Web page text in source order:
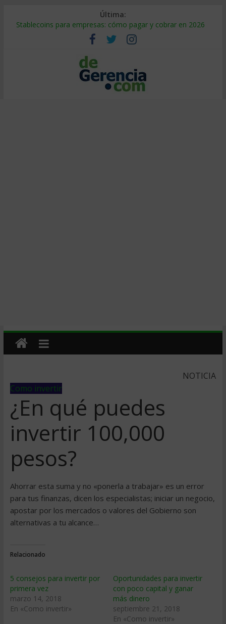
Última:
Stablecoins para empresas: cómo pagar y cobrar en 2026
Despido silencioso: qué es y por qué sale tan caro
IA en selección de personal: cómo auditarla a tiempo
Trabajo forzoso en la cadena de suministro: qué hacer
Mercado hispano de EE. UU.: cómo segmentarlo y venderle
NOTICIA
Como invertir
¿En qué puedes
invertir 100,000
pesos?
Ahorrar esta suma y no «ponerla a trabajar» es un error
para tus finanzas, dicen los especialistas; iniciar un negocio,
apostar por los mercados o valores del Gobierno son
alternativas a tu alcance…
Relacionado
5 consejos para invertir por
primera vez
marzo 14, 2018
En «Como invertir»
Oportunidades para invertir
con poco capital y ganar
más dinero
septiembre 21, 2018
En «Como invertir»